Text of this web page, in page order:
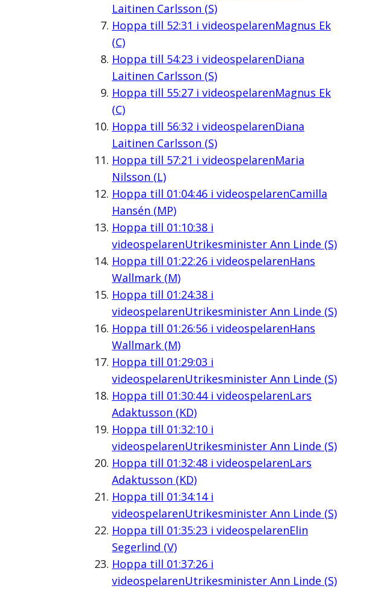
Laitinen Carlsson (S)
Hoppa till 52:31 i videospelarenMagnus Ek
(C)
Hoppa till 54:23 i videospelarenDiana
Laitinen Carlsson (S)
Hoppa till 55:27i videospelarenMagnus Ek
(C)
Hoppa till 56:32 i videospelarenDiana
Laitinen Carlsson (S)
Hoppa till 57:21 i videospelarenMaria
Nilsson (L)
Hoppa till 01:04:46i videospelarenCamilla
Hansén (MP)
Hoppa till 01:10:38i
videospelarenUtrikesminister Ann Linde (S)
Hoppa till 01:22:26i videospelarenHans
Wallmark (M)
Hoppa till 01:24:38i
videospelarenUtrikesminister Ann Linde (S)
Hoppa till 01:26:56i videospelarenHans
Wallmark (M)
Hoppa till 01:29:03 i
videospelarenUtrikesminister Ann Linde (S)
Hoppa till 01:30:44i videospelarenLars
Adaktusson (KD)
Hoppa till 01:32:10i
videospelarenUtrikesminister Ann Linde (S)
Hoppa till 01:32:48i videospelarenLars
Adaktusson (KD)
Hoppa till 01:34:14i
videospelarenUtrikesminister Ann Linde (S)
Hoppa till 01:35:23 i videospelarenElin
Segerlind (V)
Hoppa till 01:37:26i
videospelarenUtrikesminister Ann Linde (S)